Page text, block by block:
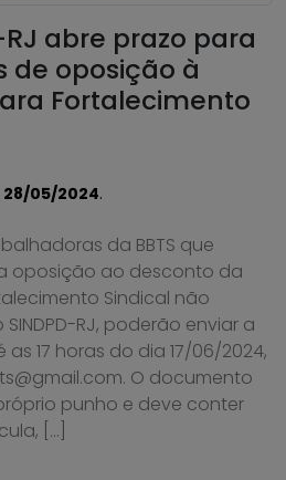
abre prazo para
de oposição à
Fortalecimento
28/05/2024.
da BBTS que
oposição ao desconto da
Sindical não
RJ, poderão enviar a
17 horas do dia 17/06/2024,
O documento
punho e deve conter
[…]